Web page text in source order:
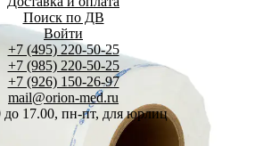
Поиск по ДВ
Войти
+7 (495) 220-50-25
+7 (985) 220-50-25
+7 (926) 150-26-97
mail@orion-med.ru
до 17.00, пн-пт, для юрлиц